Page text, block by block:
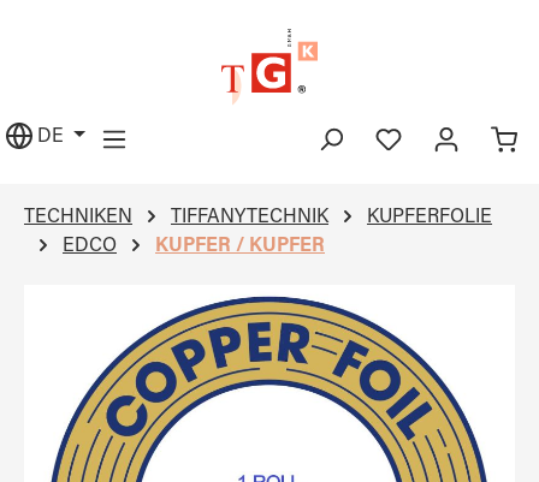
DE
TECHNIKEN TIFFANYTECHNIK
KUPFERFOLIE
EDCO
KUPFER / KUPFER
Bildergalerie überspringen